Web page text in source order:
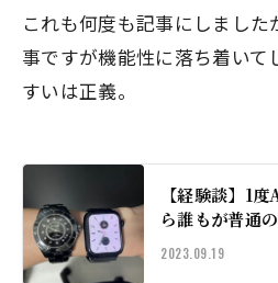
これも何度も記事にしまし
事ですが機能性に落ち着いて
すいは正義。
【経験談】1
ら誰もが普通
2023.09.19